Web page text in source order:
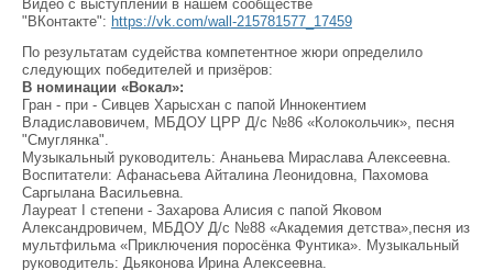
Видео с выступлений в нашем сообществе
"ВКонтакте": https://vk.com/wall-215781577_17459
По результатам судейства компетентное жюри определило
следующих победителей и призёров:
В номинации «Вокал»:
Гран - при - Сивцев Харысхан с папой Иннокентием
Владиславовичем, МБДОУ ЦРР Д/с №86 «Колокольчик», песня
"Смуглянка".
Музыкальный руководитель: Ананьева Мираслава Алексеевна.
Воспитатели: Афанасьева Айталина Леонидовна, Пахомова
Саргылана Васильевна.
Лауреат I степени - Захарова Алисия с папой Яковом
Александровичем, МБДОУ Д/с №88 «Академия детства»,песня из
мультфильма «Приключения поросёнка Фунтика». Музыкальный
руководитель: Дьяконова Ирина Алексеевна.